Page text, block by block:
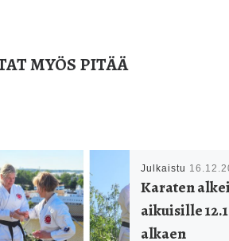
MYÖS PITÄÄ
Julkaistu
Karaten
aikuisille
alkaen